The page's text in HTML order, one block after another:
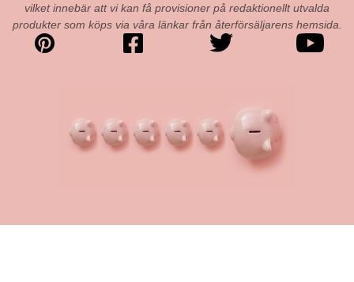
vilket innebär att vi kan få provisioner på redaktionellt utvalda
produkter som köps via våra länkar från återförsäljarens hemsida.